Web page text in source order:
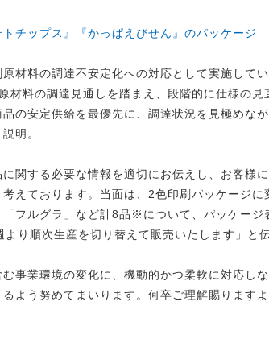
チップス』『かっぱえびせん』のパッケージ
材料の調達不安定化への対応として実施して
材料の調達見通しを踏まえ、段階的に仕様の見
の安定供給を最優先に、調達状況を見極めな
明。
関する必要な情報を適切にお伝えし、お客様
えております。当面は、2色印刷パッケージに
フルグラ」など計8品※について、パッケージ
り順次生産を切り替えて販売いたします」と伝
事業環境の変化に、機動的かつ柔軟に対応し
よう努めてまいります。何卒ご理解賜ります